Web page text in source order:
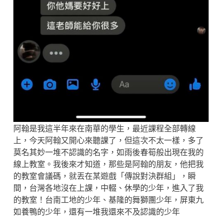
阿翰是我這半年來在南華的學生，最近課程全部轉線
上，今天阿翰又開心來聽課了，但這次不太一樣，多了
莫名其妙一堆不認識的名字，如雨後春筍般出現在我的
線上教室。我後來才知道，那些是阿翰的朋友，他把我
的教室會議碼，就丟在某遊戲「傳說對決群組」，瞬
間，台灣各地沒在上課，中輟、休學的少年，進入了我
的教室！台南工地的少年、基隆的舞獅團少年，屏東九
如養鴨的少年，還有一堆我還來不及認識的少年